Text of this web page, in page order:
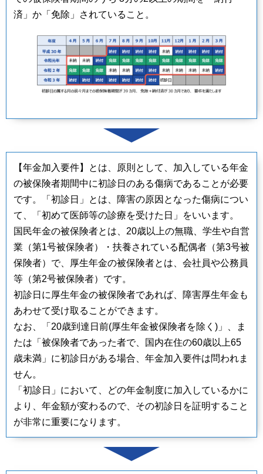
済」か「免除」されていること。
【年金加入要件】とは、原則として、加入している年金
の被保険者期間中に初診日のある傷病であることが必要
です。「初診日」とは、障害の原因となった傷病につい
て、「初めて医師等の診療を受けた日」をいいます。
国民年金の被保険者とは、20歳以上の無職、学生や自営
業（第1号被保険者）・扶養されている配偶者（第3号被
保険者）で、厚生年金の被保険者とは、会社員や公務員
等（第2号被保険者）です。
初診日に厚生年金の被保険者であれば、障害厚生年金も
あわせて受け取ることができます。
なお、「20歳到達日前(厚生年金被保険者を除く)」、ま
たは「被保険者であった者で、国内在住の60歳以上65
歳未満」に初診日がある場合、年金加入要件は問われま
せん。
「初診日」において、どの年金制度に加入しているかに
より、年金額が変わるので、その初診日を証明すること
が非常に重要になります。